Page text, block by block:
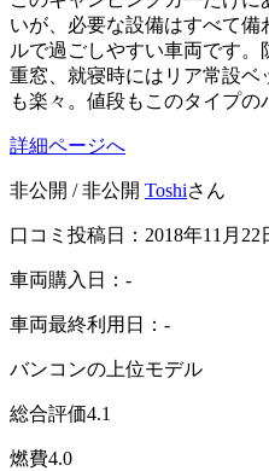
いが、必要な設備はすべて
ルで過ごしやすい車両です
重窓、就寝時にはリア常設ベ
も楽々。値段もこのタイプの
詳細ページへ
非公開 / 非公開 Toshiさん
口コミ投稿日：2018年11月22
車両購入日：-
車両最終利用日：-
バンコンの上位モデル
総合評価4.1
燃費4.0